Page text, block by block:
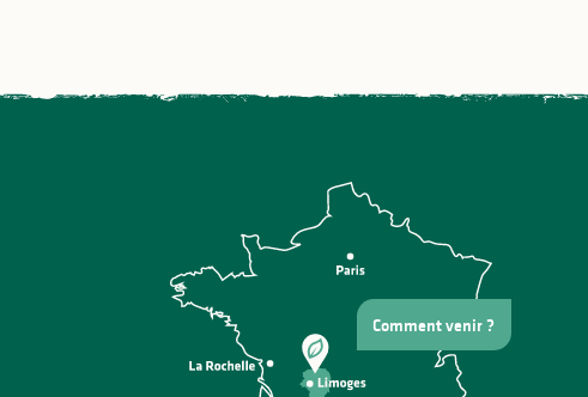
Comment venir ?